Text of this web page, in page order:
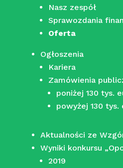
Nasz zespół
Sprawozdania
Oferta
Ogłoszenia
Kariera
Zamówienia
poniżej 130 tys.
powyżej 130 tys.
Aktualności ze
Wyniki konkursu
2019